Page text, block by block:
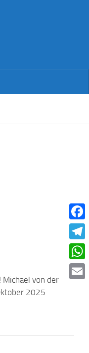
0
Michael von der
2025